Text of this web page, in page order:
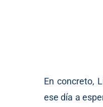
En concreto,
ese día a